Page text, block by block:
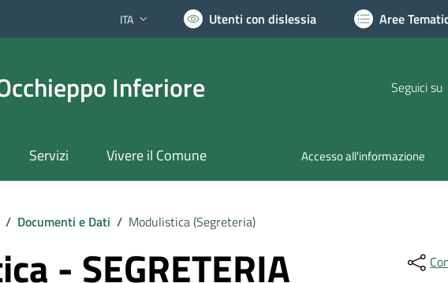
Lingua attiva:
ITA Utenti con dislessia Aree
Inferiore Seguici su
Servizi Vivere il Comune Accesso all'informazione
/ Documenti e Dati / Modulistica (Segreteria)
- SEGRETERIA